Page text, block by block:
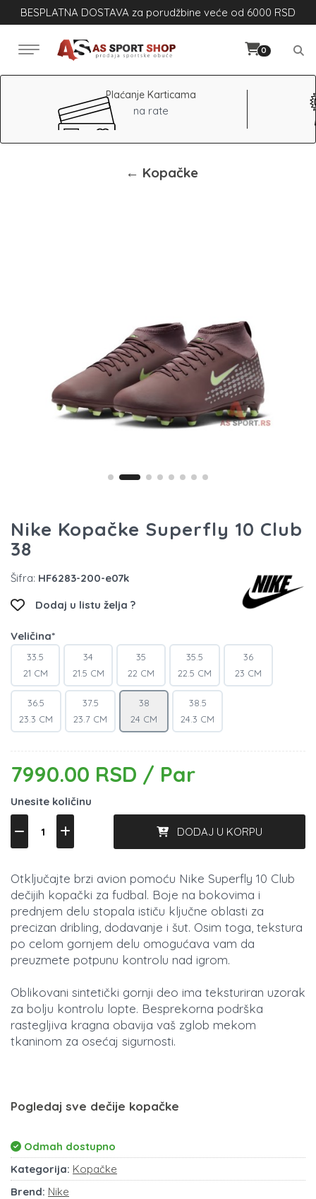
BESPLATNA DOSTAVA za porudžbine veće od 6000 RSD
0
Plaćanje Karticama
na rate
← Kopačke
Nike Kopačke Superfly 10 Club
38
Šifra: HF6283-200-e07k
Dodaj u listu želja ?
Veličina*
33.5
21 CM
34
21.5 CM
35
22 CM
35.5
22.5 CM
36
23 CM
36.5
23.3 CM
37.5
23.7 CM
38
24 CM
38.5
24.3 CM
7990.00 RSD / Par
Unesite količinu
DODAJ U KORPU
Otključajte brzi avion pomoću Nike Superfly 10 Club
dečijih kopački za fudbal. Boje na bokovima i
prednjem delu stopala ističu ključne oblasti za
precizan dribling, dodavanje i šut. Osim toga, tekstura
po celom gornjem delu omogućava vam da
preuzmete potpunu kontrolu nad igrom.
Oblikovani sintetički gornji deo ima teksturiran uzorak
za bolju kontrolu lopte. Besprekorna podrška
rastegljiva kragna obavija vaš zglob mekom
tkaninom za osećaj sigurnosti.
Pogledaj sve dečije kopačke
Odmah dostupno
Kategorija: Kopačke
Brend: Nike